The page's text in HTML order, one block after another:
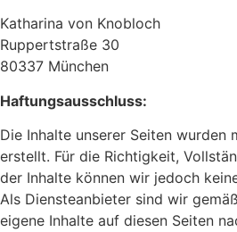
Katharina von Knobloch
Ruppertstraße 30
80337 München
Haftungsausschluss:
Die Inhalte unserer Seiten
erstellt. Für die Richtigkeit,
der Inhalte können wir jedoch
Als Diensteanbieter sind wir
eigene Inhalte auf diesen Seiten